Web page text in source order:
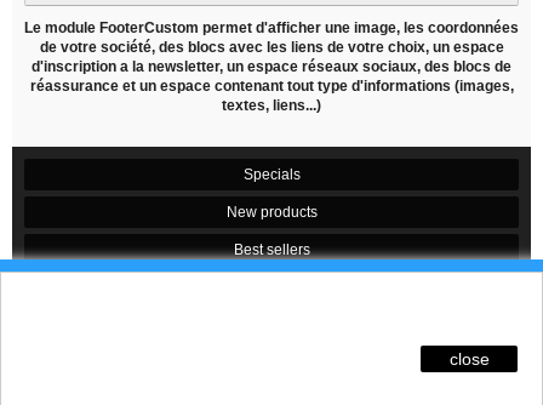
Le module FooterCustom permet d'afficher une image, les coordonnées
de votre société, des blocs avec les liens de votre choix, un espace
d'inscription a la newsletter, un espace réseaux sociaux, des blocs de
réassurance et un espace contenant tout type d'informations (images,
textes, liens...)
Specials
New products
Best sellers
close